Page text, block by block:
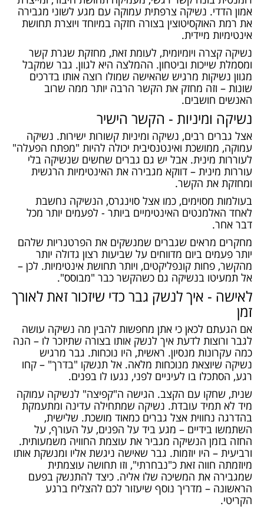
אמון הדדי. נשיקה צרפתית עמוקה עם מגע לשוני מגבירה
את רמת האוקסיטוצין בצורה חזקה במיוחד ויוצרת תחושת
אינטימיות מיידית.
נשיקה קצרה ויומיומית, לעומת זאת, מחזקת שגרת קשר
ומסמלת שייכות וביטחון. ההמלצה היא לגוון. גבר שמקבל
מגוון נשיקות מרגיש שהאישה שמולו רוצה אותו בדרכים
שונות – וזה מחזק את הקשר הרבה יותר ממה שרוב
האנשים חושבים.
נשיקה ומיניות - הקשר הישיר
אצל גברים רבים, נשיקה ומיניות קשורות ישירות. נשיקה
עמוקה, ממושכת ואינטנסיבית יכולה להיות "מפתח הפעלה"
לעוררות מינית. אבל יש גם גברים שחשים שנשיקה בלי
עוררות מינית – דווקא מגבירה את האינטימיות הרגשית
ומחזקת את הקשר.
בעולמות מסוימים, כמו אצל סוינגרס, הנשיקה נחשבת
לאחד האלמנטים האינטימיים ביותר - לפעמים יותר מכל
דבר אחר.
מחקרים מראים שגברים שמנשקים את הפרטנריות שלהם
יותר פעמים ביום מדווחים על שביעות רצון גדולה יותר
מהקשר, פחות קונפליקטים, ויותר תחושת אינטימיות. לכן –
אל תמעיטו בנשיקה גם כשהקשר כבר "מבוסס".
לאישה - איך לנשק גבר כדי שיזכור זאת לאורך
זמן
אם הגעתם לכאן כי אתן מחפשות להבין מה נשיקה עושה
לגבר ורוצות לדעת איך לנשק אותו בצורה שתיזכר לו – הנה
כמה עקרונות מנסיון. ראשית, היו נוכחות. גבר מרגיש
נשיקה שיוצאת מנוכחות מלאה. אל תנשקו "בדרך" – קחו
רגע, הסתכלו בו לעיניים לפני, נגעו לו בפנים.
שנית, שחקו עם הקצב. הגישה ה"קפיצה" לנשיקה עמוקה
מיד לא תמיד עובדת. נשיקה שמתחילה עדינה ומתעמקת
בהדרגה נחווית אצל גברים כמאוד מושכת. שלישית,
השתמשו בידיים – מגע ביד על הפנים, על העורף, על
החזה בזמן הנשיקה מגביר את עוצמת החוויה משמעותית.
ורביעית – היו יוזמות. גבר שאישה ניגשת אליו ומנשקת אותו
מיוזמתה חווה זאת כ"נבחרתי", וזו תחושה עוצמתית
שמגבירה את המשיכה שלו אליה. כיצד להתנשק בפעם
הראשונה – מדריך נוסף שיעזור לכם להצליח ברגע
הקריטי.